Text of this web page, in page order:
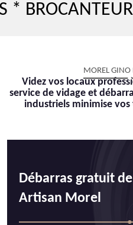
*
MOREL GINO
Videz vos locaux
service de vidage et
industriels minimise
Débarras gratuit
Artisan Morel